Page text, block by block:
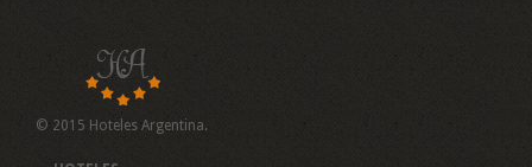
© 2015 Hoteles Argentina.